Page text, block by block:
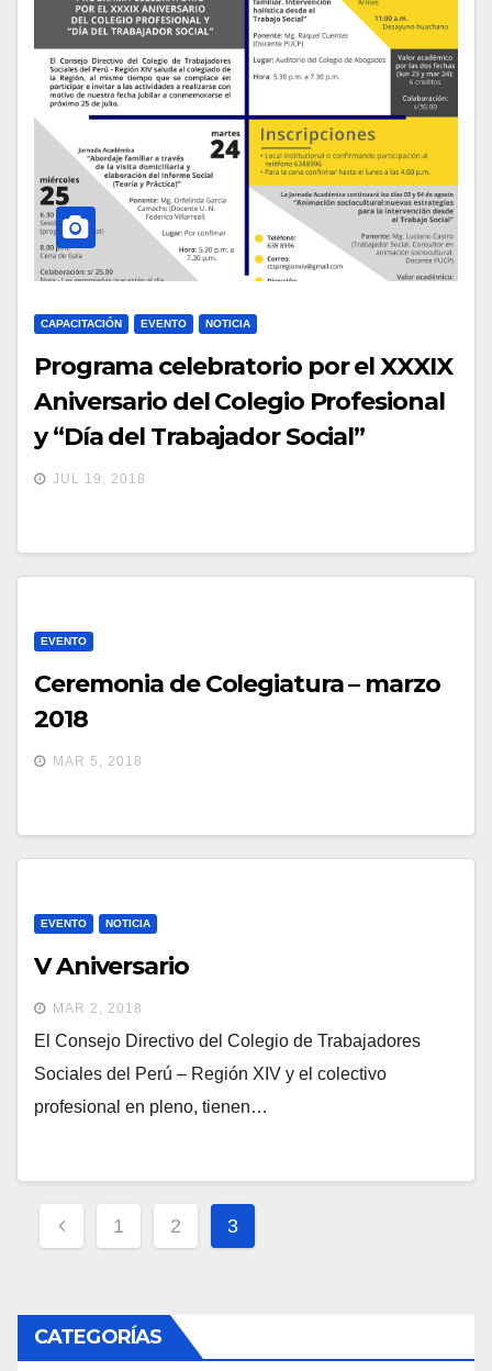
CAPACITACIÓN EVENTO NOTICIA
Programa celebratorio por el XXXIX
Aniversario del Colegio Profesional
y “Día del Trabajador Social”
JUL 19, 2018
EVENTO
Ceremonia de Colegiatura – marzo
2018
MAR 5, 2018
EVENTO NOTICIA
V Aniversario
MAR 2, 2018
El Consejo Directivo del Colegio de Trabajadores
Sociales del Perú – Región XIV y el colectivo
profesional en pleno, tienen…
Paginación
de
1 2 3
CATEGORÍAS